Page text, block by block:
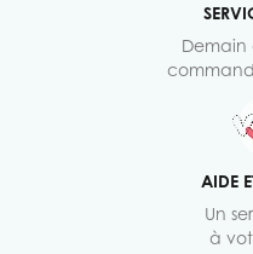
Demain
AIDE
Un
à